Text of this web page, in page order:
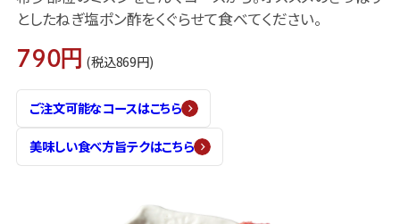
としたねぎ塩ポン酢をくぐらせて食べてください。
790円 (税込869円)
ご注文可能なコースはこちら
美味しい食べ方旨テクはこちら